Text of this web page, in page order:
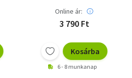
Online ár:
3 790 Ft
Kosárba
6 - 8 munkanap